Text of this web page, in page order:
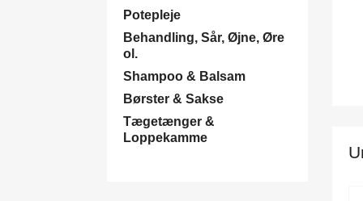
Potepleje
Behandling, Sår, Øjne, Øre
ol.
Shampoo & Balsam
Børster & Sakse
Tægetænger &
Loppekamme